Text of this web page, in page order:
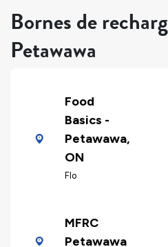
Bornes de
Petawawa
Food
Basics -
Petawawa,
ON
Flo
MFRC
Petawawa